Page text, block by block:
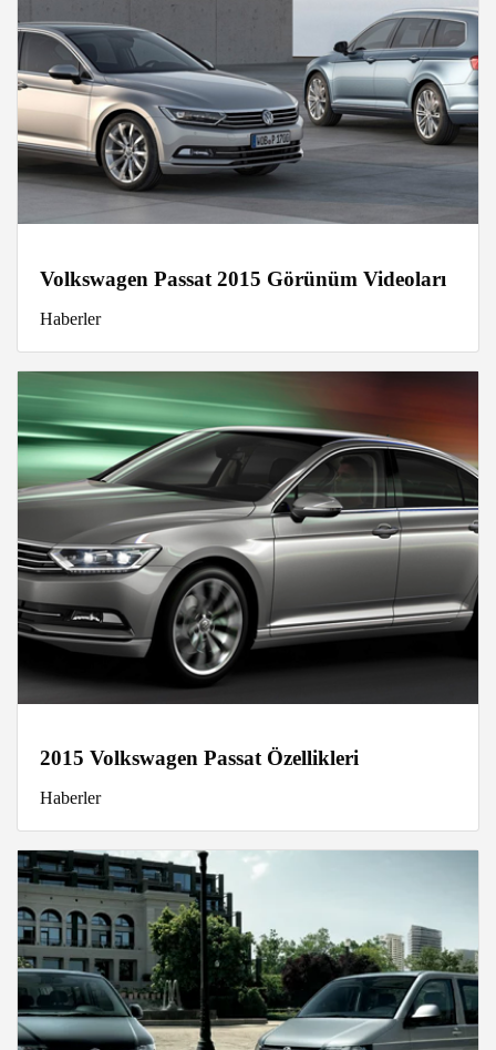
Volkswagen Passat 2015 Görünüm Videoları
Haberler
2015 Volkswagen Passat Özellikleri
Haberler